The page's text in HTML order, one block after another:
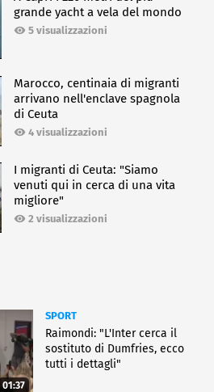
grande yacht a vela del mondo
5 visualizzazioni
Marocco, centinaia di migranti
arrivano nell'enclave spagnola
di Ceuta
4 visualizzazioni
I migranti di Ceuta: "Siamo
venuti qui in cerca di una vita
migliore"
2 visualizzazioni
01:37
SPORT
Raimondi: "L'Inter cerca il
sostituto di Dumfries, ecco
tutti i dettagli"